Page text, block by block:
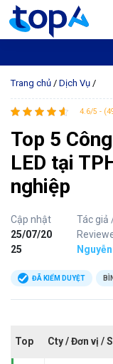
Trang chủ / Dịch Vụ /
4.6/5 -
Top 5
LED tại
nghiệp
Cập nhật
25/07/20
25
Tác giả
ĐÃ KIỂM DUYỆT
Top Cty / Đơn vị /